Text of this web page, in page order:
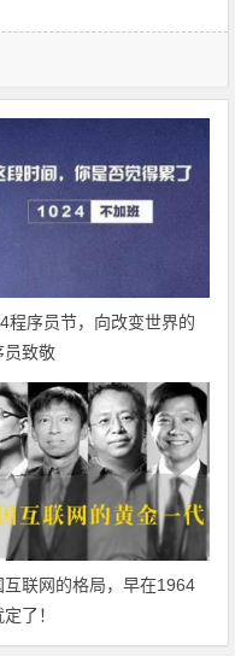
程序员节，向改变世界的
员致敬
互联网的格局，早在1964
了！